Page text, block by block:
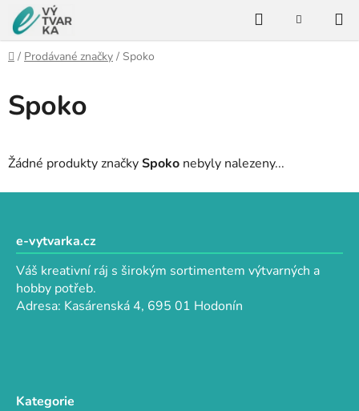
Přejít
na
obsah
HledatNÁKUPNÍ
Domů
/ Prodávané značky / Spoko
Spoko
Žádné produkty značkySpoko nebyly nalezeny...
e-vytvarka.cz
Váš kreativní ráj s širokým sortimentem výtvarných a
hobby potřeb.
Adresa: Kasárenská 4, 695 01 Hodonín
Kategorie